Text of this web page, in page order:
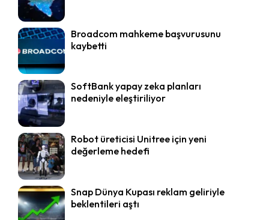
Broadcom mahkeme başvurusunu
kaybetti
SoftBank yapay zeka planları
nedeniyle eleştiriliyor
Robot üreticisi Unitree için yeni
değerleme hedefi
Snap Dünya Kupası reklam geliriyle
beklentileri aştı